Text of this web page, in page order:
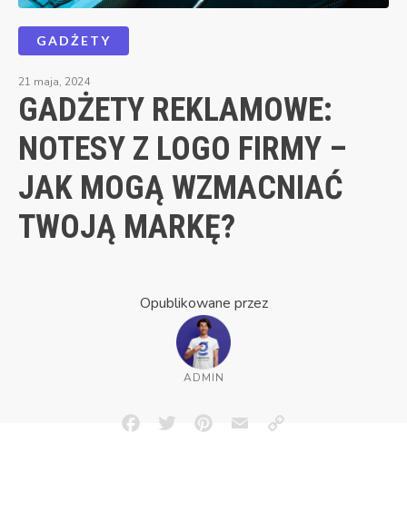
GADŻETY
21 maja, 2024
GADŻETY REKLAMOWE:
NOTESY Z LOGO FIRMY –
JAK MOGĄ WZMACNIAĆ
TWOJĄ MARKĘ?
Opublikowane przez
ADMIN
FacebookTwitterPinterestEmailCopy